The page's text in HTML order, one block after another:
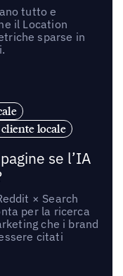
tutto e
il Location
sparse in
locale
se l’IA
× Search
per la ricerca
che i brand
citati